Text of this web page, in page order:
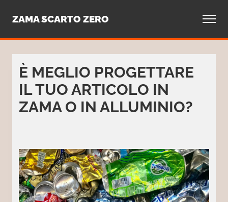
ZAMA SCARTO ZERO Contatti
È MEGLIO PROGETTARE
IL TUO ARTICOLO IN
ZAMA O IN ALLUMINIO?